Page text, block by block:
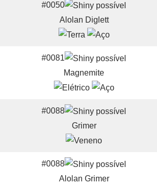
#0050
Alolan Diglett
#0081
Magnemite
#0088
Grimer
#0088
Alolan Grimer